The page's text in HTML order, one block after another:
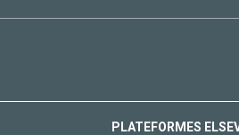
PLATEFORMES